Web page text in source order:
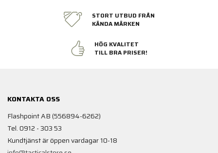
STORT UTBUD FRÅN
KÄNDA MÄRKEN
HÖG KVALITET
TILL BRA PRISER!
KONTAKTA OSS
Flashpoint AB (556894-6262)
Tel. 0912 - 303 53
Kundtjänst är öppen vardagar 10-18